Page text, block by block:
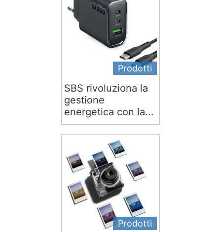
Prodotti
SBS rivoluziona la
gestione
energetica con la...
Prodotti